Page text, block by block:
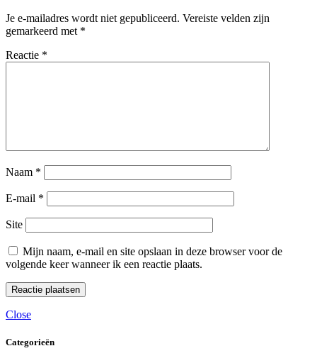
Je e-mailadres wordt niet gepubliceerd. Vereiste velden zijn
gemarkeerd met *
Reactie *
Naam *
E-mail *
Site
Mijn naam, e-mail en site opslaan in deze browser voor de
volgende keer wanneer ik een reactie plaats.
Close
Categorieën